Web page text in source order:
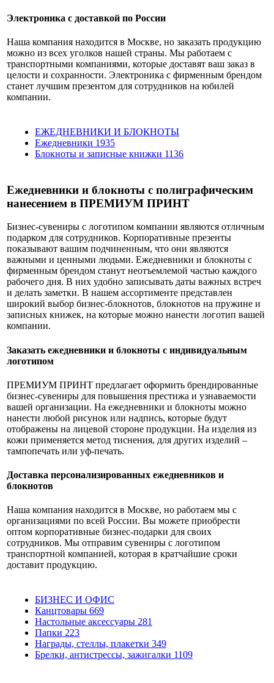
Электроника с доставкой по России
Наша компания находится в Москве, но заказать продукцию
можно из всех уголков нашей страны. Мы работаем с
транспортными компаниями, которые доставят ваш заказ в
целости и сохранности. Электроника с фирменным брендом
станет лучшим презентом для сотрудников на юбилей
компании.
ЕЖЕДНЕВНИКИ И БЛОКНОТЫ
Ежедневники 1935
Блокноты и записные книжки 1136
Ежедневники и блокноты с полиграфическим
нанесением в ПРЕМИУМ ПРИНТ
Бизнес-сувениры с логотипом компании являются отличным
подарком для сотрудников. Корпоративные презенты
показывают вашим подчиненным, что они являются
важными и ценными людьми. Ежедневники и блокноты с
фирменным брендом станут неотъемлемой частью каждого
рабочего дня. В них удобно записывать даты важных встреч
и делать заметки. В нашем ассортименте представлен
широкий выбор бизнес-блокнотов, блокнотов на пружине и
записных книжек, на которые можно нанести логотип вашей
компании.
Заказать ежедневники и блокноты с индивидуальным
логотипом
ПРЕМИУМ ПРИНТ предлагает оформить брендированные
бизнес-сувениры для повышения престижа и узнаваемости
вашей организации. На ежедневники и блокноты можно
нанести любой рисунок или надпись, которые будут
отображены на лицевой стороне продукции. На изделия из
кожи применяется метод тиснения, для других изделий –
тампопечать или уф-печать.
Доставка персонализированных ежедневников и
блокнотов
Наша компания находится в Москве, но работаем мы с
организациями по всей России. Вы можете приобрести
оптом корпоративные бизнес-подарки для своих
сотрудников. Мы отправим сувениры с логотипом
транспортной компанией, которая в кратчайшие сроки
доставит продукцию.
БИЗНЕС И ОФИС
Канцтовары 669
Настольные аксессуары 281
Папки 223
Награды, стеллы, плакетки 349
Брелки, антистрессы, зажигалки 1109